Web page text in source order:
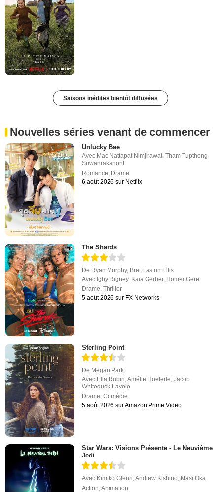
Saisons inédites bientôt diffusées
Nouvelles séries venant de commencer
Unlucky Bae
Avec Mac Nattapat Nimjirawat ,Tham Tupthong
Suwanrakanont
Romance Drame
6 août 2026 sur Netflix
The Shards
De Ryan Murphy, Bret Easton Ellis
Avec Igby Rigney, Kaia Gerber, Homer Gere
Drame,Thriller
5 août 2026 sur FX Networks
Sterling Point
De Megan Park
Avec Ella Rubin,Amélie Hoeferle,Jacob
Whiteduck-Lavoie
Drame,Comédie
5 août 2026 sur Amazon Prime Video
Star Wars: Visions Présente - Le Neuvième
Jedi
Avec Kimiko Glenn ,Andrew Kishino Masi Oka
Action ,Animation